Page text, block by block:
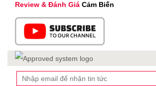
Review & Đánh Giá Cảm Biến